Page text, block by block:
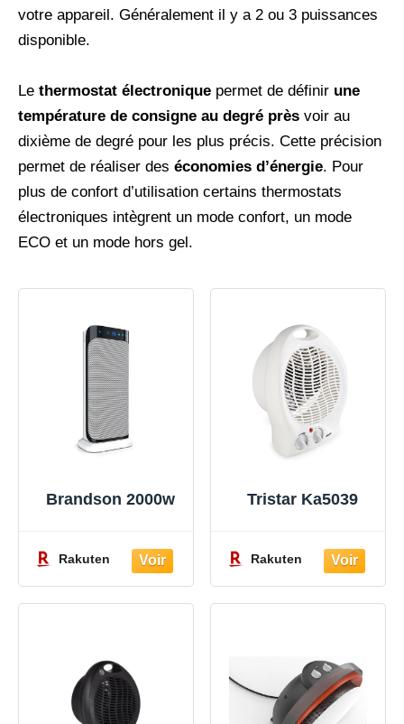
votre appareil. Généralement il y a 2 ou 3 puissances
disponible.
Le thermostat électronique permet de définir une
température de consigne au degré près voir au
dixième de degré pour les plus précis. Cette précision
permet de réaliser des économies d’énergie. Pour
plus de confort d’utilisation certains thermostats
électroniques intègrent un mode confort, un mode
ECO et un mode hors gel.
Brandson 2000w
Rakuten
Tristar Ka5039
Rakuten